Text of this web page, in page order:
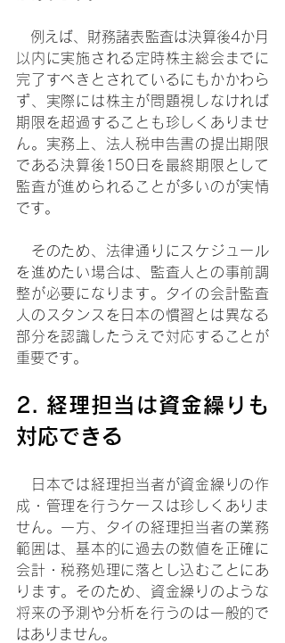
例えば、財務諸表監査は決算後4か月
以内に実施される定時株主総会までに
完了すべきとされているにもかかわら
ず、実際には株主が問題視しなければ
期限を超過することも珍しくありませ
ん。実務上、法人税申告書の提出期限
である決算後150日を最終期限として
監査が進められることが多いのが実情
です。
そのため、法律通りにスケジュール
を進めたい場合は、監査人との事前調
整が必要になります。タイの会計監査
人のスタンスを日本の慣習とは異なる
部分を認識したうえで対応することが
重要です。
2. 経理担当は資金繰りも
対応できる
日本では経理担当者が資金繰りの作
成・管理を行うケースは珍しくありま
せん。一方、タイの経理担当者の業務
範囲は、基本的に過去の数値を正確に
会計・税務処理に落とし込むことにあ
ります。そのため、資金繰りのような
将来の予測や分析を行うのは一般的で
はありません。